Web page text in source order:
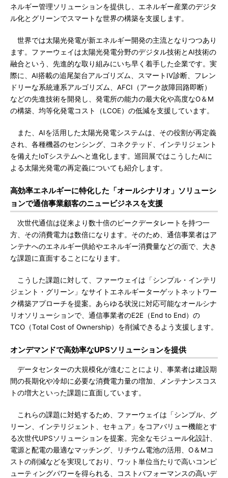
ネルギー管理ソリューションを提供し、エネルギー産業のデジタ
ル化とグリーンでスマートな世界の構築を支援します。
世界では太陽光発電が新エネルギー開発の主流となりつつあり
ます。ファーウェイは太陽光発電分野のデジタル技術とAI技術の
融合という、先進的な取り組みにいち早く着手した企業です。実
際に、AI搭載の追尾架台アルゴリズム、スマートIV診断、フレン
ドリーな系統連系アルゴリズム、AFCI（アーク故障回路即断）
などの先進技術を開発し、発電所の能力の最大化や高度なO＆M
の構築、均等化発電コスト（LCOE）の低減を支援しています。
また、AIを活用した太陽光発電システムは、その役割が再定義
され、各種機器のセンシング、コネクテッド、インテリジェント
を備えたIoTシステムへと進化します。巡回展ではこうしたAIに
よる太陽光発電の再定義についても紹介します。
高効率エネルギーに特化した「オールシナリオ」ソリューシ
ョンで通信事業顧客のニュービジネスを支援
次世代通信は従来より数十倍のピークデータレートを持つ一
方、その消費電力は数倍になります。そのため、通信事業者はア
ンテナへのエネルギー供給やエネルギー消費量などの面で、大き
な課題に直面することになります。
こうした課題に対して、ファーウェイは「シンプル・インテリ
ジェント・グリーン」なサイトエネルギーターゲットネットワー
ク構築アプローチを提案。あらゆる状況に対応可能なオールシナ
リオソリューションで、通信事業者のE2E（End to End）の
TCO（Total Cost of Ownership）を削減できるよう支援します。
オンデマンドで高効率なUPSソリューションを提供
データセンターの大規模化が進むことにより、事業者は建設期
間の長期化や冷却に必要な消費電力量の増加、メンテナンスコス
トの増大といった課題に直面しています。
これらの課題に対処するため、ファーウェイは「シンプル、グ
リーン、インテリジェント、セキュア」をコアバリュー機能とす
る次世代UPSソリューションを提案。完全なモジュール化設計、
電源と配電の最適なマッチング、リチウム電池の活用、O＆Mコ
ストの削減などを実現しており、ワット単位当たりで高いコンピ
ューティングパワーを得られる、コストパフォーマンスの高いデ